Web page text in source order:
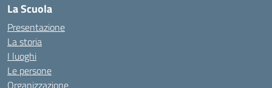
La Scuola
Presentazione
La storia
I luoghi
Le persone
Organizzazione